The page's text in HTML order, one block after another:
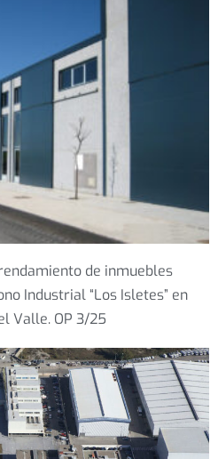
de inmuebles
Industrial “Los Isletes” en
Valle. OP 3/25